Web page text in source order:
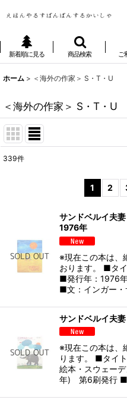
新着順に見る 商品検索 ご
ホーム > ＜海外の作家＞ S・T・U
＜海外の作家＞ S・T・U
サブカテゴリ
並び順
絞
339件
1 2
サンドベルイ夫
1976年
※現在この本は、
おります。 ■タ
■発行年：1976
■文：インガー
サンドベルイ夫
※現在この本は、
ります。 ■タイ
絵本・スウェー
年) 第6刷発行 ■